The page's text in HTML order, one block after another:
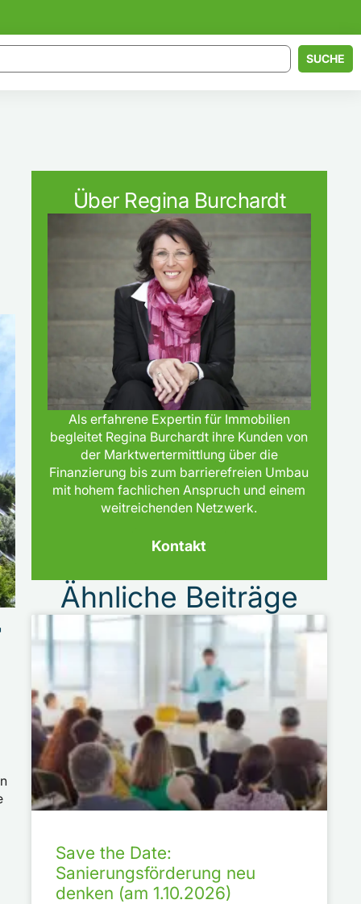
SUCHE
Über Regina Burchardt
Als erfahrene Expertin für Immobilien
begleitet Regina Burchardt ihre Kunden von
der Marktwertermittlung über die
Finanzierung bis zum barrierefreien Umbau
mit hohem fachlichen Anspruch und einem
weitreichenden Netzwerk.
Kontakt
Ähnliche Beiträge
Save the Date:
Sanierungsförderung neu
denken (am 1.10.2026)